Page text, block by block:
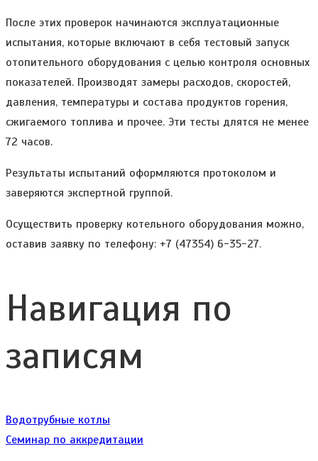
После этих проверок начинаются эксплуатационные
испытания, которые включают в себя тестовый запуск
отопительного оборудования с целью контроля основных
показателей. Производят замеры расходов, скоростей,
давления, температуры и состава продуктов горения,
сжигаемого топлива и прочее. Эти тесты длятся не менее
72 часов.
Результаты испытаний оформляются протоколом и
заверяются экспертной группой.
Осуществить проверку котельного оборудования можно,
оставив заявку по телефону: +7 (47354) 6-35-27.
Навигация по
записям
Водотрубные котлы
Семинар по аккредитации